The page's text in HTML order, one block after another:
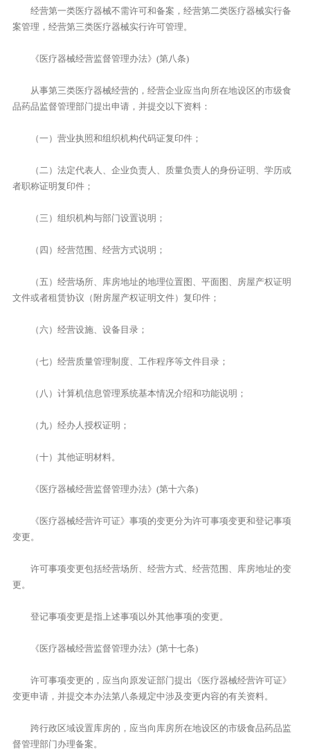
经营第一类医疗器械不需许可和备案，经营第二类医疗器械实行备
案管理，经营第三类医疗器械实行许可管理。
《医疗器械经营监督管理办法》(第八条)
从事第三类医疗器械经营的，经营企业应当向所在地设区的市级食
品药品监督管理部门提出申请，并提交以下资料：
（一）营业执照和组织机构代码证复印件；
（二）法定代表人、企业负责人、质量负责人的身份证明、学历或
者职称证明复印件；
（三）组织机构与部门设置说明；
（四）经营范围、经营方式说明；
（五）经营场所、库房地址的地理位置图、平面图、房屋产权证明
文件或者租赁协议（附房屋产权证明文件）复印件；
（六）经营设施、设备目录；
（七）经营质量管理制度、工作程序等文件目录；
（八）计算机信息管理系统基本情况介绍和功能说明；
（九）经办人授权证明；
（十）其他证明材料。
《医疗器械经营监督管理办法》(第十六条)
《医疗器械经营许可证》事项的变更分为许可事项变更和登记事项
变更。
许可事项变更包括经营场所、经营方式、经营范围、库房地址的变
更。
登记事项变更是指上述事项以外其他事项的变更。
《医疗器械经营监督管理办法》(第十七条)
许可事项变更的，应当向原发证部门提出《医疗器械经营许可证》
变更申请，并提交本办法第八条规定中涉及变更内容的有关资料。
跨行政区域设置库房的，应当向库房所在地设区的市级食品药品监
督管理部门办理备案。